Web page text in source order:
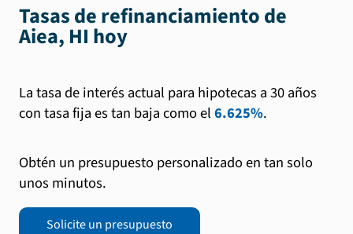
Tasas de refinanciamiento de
Aiea, HI hoy
La tasa de interés actual para hipotecas a 30 años
con tasa fija es tan baja como el6.625%.
Obtén un presupuesto personalizado en tan solo
unos minutos.
Solicite un presupuesto